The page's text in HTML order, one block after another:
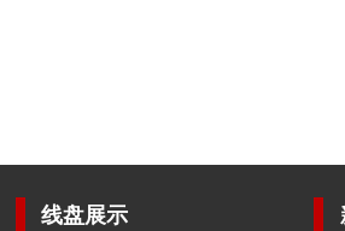
线盘展示